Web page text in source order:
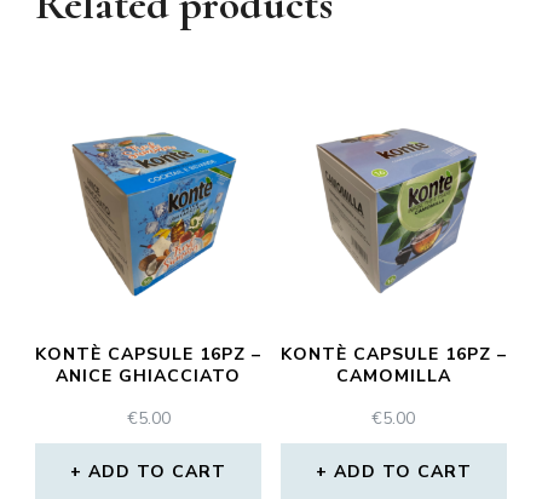
KONTÈ CAPSULE 16PZ –
ANICE GHIACCIATO
€5.00
ADD TO CART
KONTÈ CAPSULE 16PZ –
CAMOMILLA
€5.00
ADD TO CART